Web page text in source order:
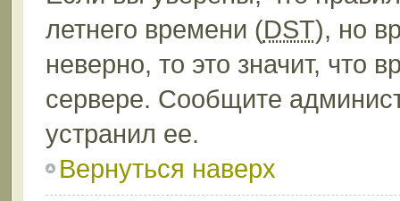
летнего времени (DST), но
неверно, то это значит, что
сервере. Сообщите
устранил ее.
Вернуться наверх